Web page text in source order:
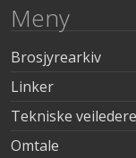
Meny
Brosjyrearkiv
Linker
Tekniske veiledere
Omtale